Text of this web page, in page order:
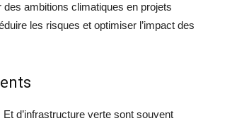
ambitions climatiques en projets
les risques et optimiser l’impact des
d’infrastructure verte sont souvent